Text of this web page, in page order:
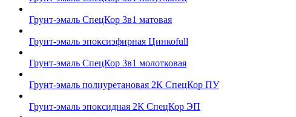
Грунт-эмаль СпецКор 3в1 матовая
Грунт-эмаль эпоксиэфирная Цинкоfull
Грунт-эмаль СпецКор 3в1 молотковая
Грунт-эмаль полиуретановая 2К СпецКор ПУ
Грунт-эмаль эпоксидная 2К СпецКор ЭП